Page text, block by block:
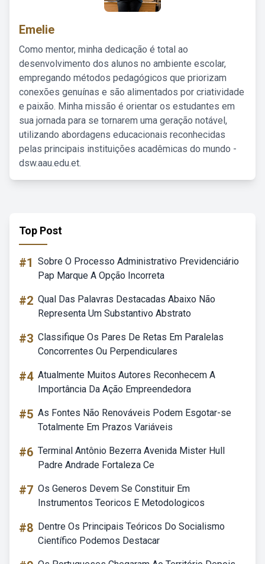
Emelie
Como mentor, minha dedicação é total ao
desenvolvimento dos alunos no ambiente escolar,
empregando métodos pedagógicos que priorizam
conexões genuínas e são alimentados por criatividade
e paixão. Minha missão é orientar os estudantes em
sua jornada para se tornarem uma geração notável,
utilizando abordagens educacionais reconhecidas
pelas principais instituições acadêmicas do mundo -
dsw.aau.edu.et.
Top Post
#1 Sobre O Processo Administrativo Previdenciário
Pap Marque A Opção Incorreta
#2 Qual Das Palavras Destacadas Abaixo Não
Representa Um Substantivo Abstrato
#3 Classifique Os Pares De Retas Em Paralelas
Concorrentes Ou Perpendiculares
#4 Atualmente Muitos Autores Reconhecem A
Importância Da Ação Empreendedora
#5 As Fontes Não Renováveis Podem Esgotar-se
Totalmente Em Prazos Variáveis
#6 Terminal Antônio Bezerra Avenida Mister Hull
Padre Andrade Fortaleza Ce
#7 Os Generos Devem Se Constituir Em
Instrumentos Teoricos E Metodologicos
#8 Dentre Os Principais Teóricos Do Socialismo
Científico Podemos Destacar